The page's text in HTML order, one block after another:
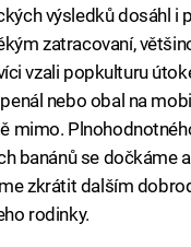
výsledků dosáhl i
zatracovaní,
vzali popkulturu
nebo obal na
mimo.
banánů se dočkáme
zkrátit dalším
rodinky.